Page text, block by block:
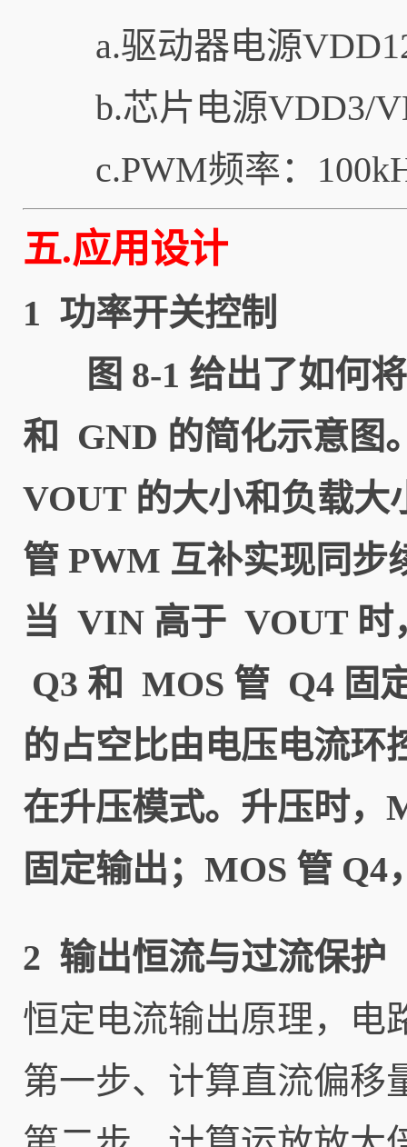
a.驱动器电源
b.芯片电源VDD3/
c.PWM频率：
五.应用设计
1 功率开关控制
图 8-1 给出了如何将
和 GND 的简化示意图
VOUT 的大小和负载大
管 PWM 互补实现同步
当 VIN 高于 VOUT 时
Q3 和 MOS 管 Q4 固
的占空比由电压电流
在升压模式。升压时
固定输出；MOS 管
2 输出恒流与过流保护
恒定电流输出原理，电
第一步、计算直流偏移